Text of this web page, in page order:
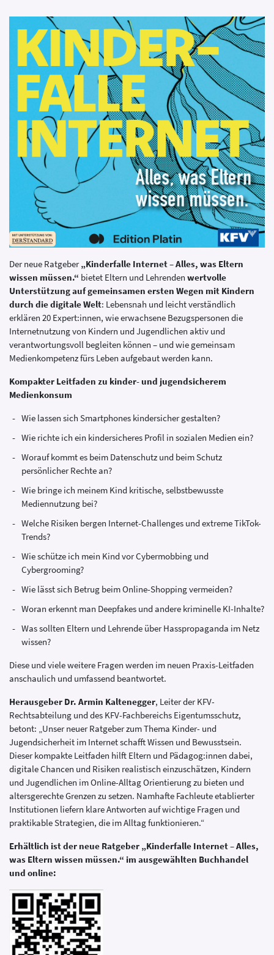
Der neue Ratgeber„Kinderfalle Internet – Alles, was Eltern
wissen müssen.“ bietet Eltern und Lehrenden wertvolle
Unterstützung auf gemeinsamen ersten Wegen mit Kindern
durch die digitale Welt: Lebensnah und leicht verständlich
erklären 20 Expert:innen, wie erwachsene Bezugspersonen die
Internetnutzung von Kindern und Jugendlichen aktiv und
verantwortungsvoll begleiten können – und wie gemeinsam
Medienkompetenz fürs Leben aufgebaut werden kann.
Kompakter Leitfaden zu kinder- und jugendsicherem
Medienkonsum
Wie lassen sich Smartphones kindersicher gestalten?
Wie richte ich ein kindersicheres Profil in sozialen Medien ein?
Worauf kommt es beim Datenschutz und beim Schutz
persönlicher Rechte an?
Wie bringe ich meinem Kind kritische, selbstbewusste
Mediennutzung bei?
Welche Risiken bergen Internet-Challenges und extreme TikTok-
Trends?
Wie schütze ich mein Kind vor Cybermobbing und
Cybergrooming?
Wie lässt sich Betrug beim Online-Shopping vermeiden?
Woran erkennt man Deepfakes und andere kriminelle KI-Inhalte?
Was sollten Eltern und Lehrende über Hasspropaganda im Netz
wissen?
Diese und viele weitere Fragen werden im neuen Praxis-Leitfaden
anschaulich und umfassend beantwortet.
Herausgeber Dr. Armin Kaltenegger, Leiter der KFV-
Rechtsabteilung und des KFV-Fachbereichs Eigentumsschutz,
betont: „Unser neuer Ratgeber zum Thema Kinder- und
Jugendsicherheit im Internet schafft Wissen und Bewusstsein.
Dieser kompakte Leitfaden hilft Eltern und Pädagog:innen dabei,
digitale Chancen und Risiken realistisch einzuschätzen, Kindern
und Jugendlichen im Online-Alltag Orientierung zu bieten und
altersgerechte Grenzen zu setzen. Namhafte Fachleute etablierter
Institutionen liefern klare Antworten auf wichtige Fragen und
praktikable Strategien, die im Alltag funktionieren.“
Erhältlich ist der neue Ratgeber „Kinderfalle Internet – Alles,
was Eltern wissen müssen.“ im ausgewählten Buchhandel
und online: